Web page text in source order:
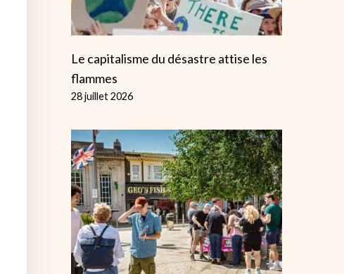
Le capitalisme du désastre attise les
flammes
28 juillet 2026